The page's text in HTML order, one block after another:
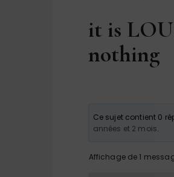
it is
nothing
Ce sujet contient 0
années et 2 mois.
Affichage de 1